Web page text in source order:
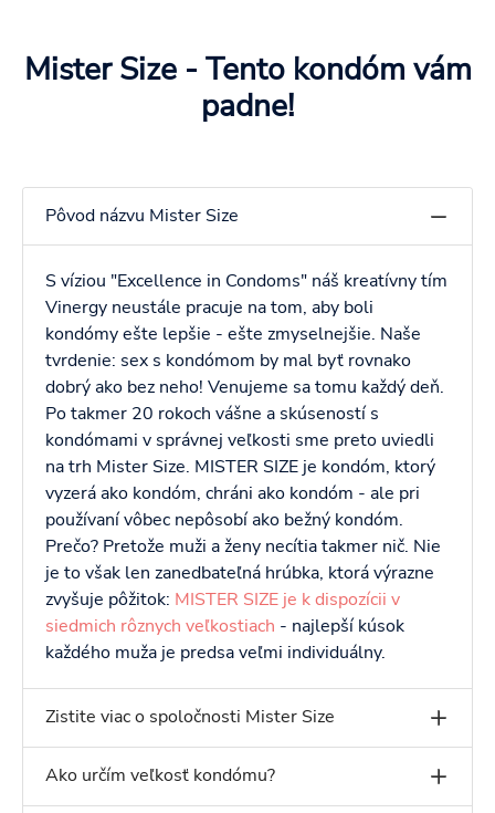
Mister Size - Tento kondóm vám
padne!
Pôvod názvu Mister Size
S víziou "Excellence in Condoms" náš kreatívny tím
Vinergy neustále pracuje na tom, aby boli
kondómy ešte lepšie - ešte zmyselnejšie. Naše
tvrdenie: sex s kondómom by mal byť rovnako
dobrý ako bez neho! Venujeme sa tomu každý deň.
Po takmer 20 rokoch vášne a skúseností s
kondómami v správnej veľkosti sme preto uviedli
na trh Mister Size. MISTER SIZE je kondóm, ktorý
vyzerá ako kondóm, chráni ako kondóm - ale pri
používaní vôbec nepôsobí ako bežný kondóm.
Prečo? Pretože muži a ženy necítia takmer nič. Nie
je to však len zanedbateľná hrúbka, ktorá výrazne
zvyšuje pôžitok: MISTER SIZE je k dispozícii v
siedmich rôznych veľkostiach - najlepší kúsok
každého muža je predsa veľmi individuálny.
Zistite viac o spoločnosti Mister Size
Ako určím veľkosť kondómu?